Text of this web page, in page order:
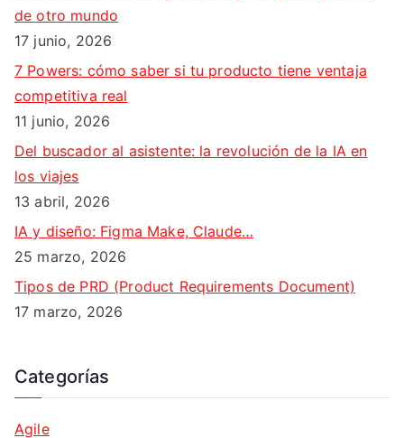
de otro mundo
17 junio, 2026
7 Powers: cómo saber si tu producto tiene ventaja
competitiva real
11 junio, 2026
Del buscador al asistente: la revolución de la IA en
los viajes
13 abril, 2026
IA y diseño: Figma Make, Claude…
25 marzo, 2026
Tipos de PRD (Product Requirements Document)
17 marzo, 2026
Categorías
Agile